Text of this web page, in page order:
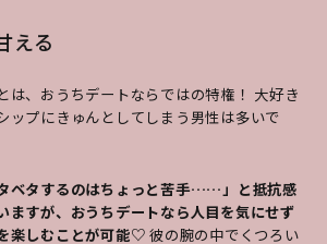
える
は、おうちデートならではの特権！ 大好き
ップにきゅんとしてしまう男性は多いで
ベタするのはちょっと苦手……」と抵抗感
ますが、おうちデートなら人目を気にせず
楽しむことが可能♡ 彼の腕の中でくつろい